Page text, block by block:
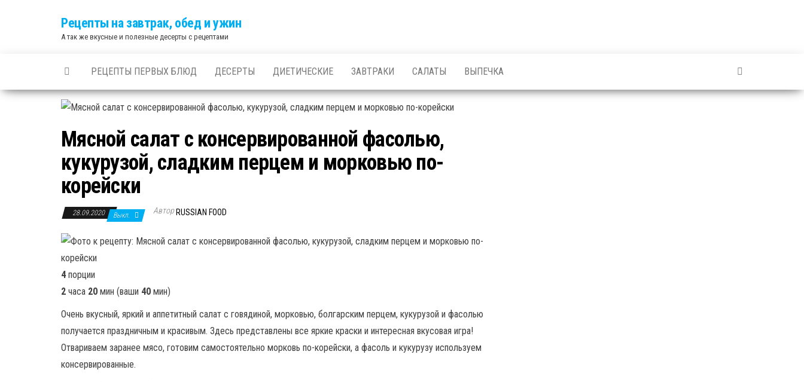
Рецепты на завтрак, обед и ужин
А так же вкусные и полезные десерты с рецептами
РЕЦЕПТЫ ПЕРВЫХ БЛЮД ДЕСЕРТЫ ДИЕТИЧЕСКИЕ ЗАВТРАКИ САЛАТЫ ВЫПЕЧКА
Мясной салат с консервированной фасолью,
кукурузой, сладким перцем и морковью по-
корейски
28.09.2020 Выкл. Автор RUSSIAN FOOD
4порции
2 часа 20 мин (ваши 40 мин)
Очень вкусный, яркий и аппетитный салат с говядиной, морковью, болгарским перцем, кукурузой и фасолью
получается праздничным и красивым. Здесь представлены все яркие краски и интересная вкусовая игра!
Отвариваем заранее мясо, готовим самостоятельно морковь по-корейски, а фасоль и кукурузу используем
консервированные.